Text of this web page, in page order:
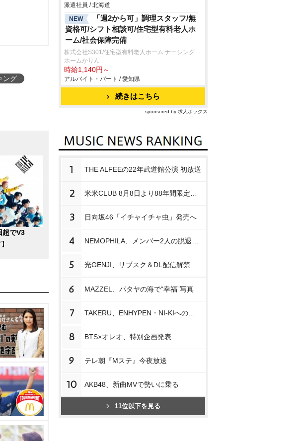
ング
超でV3
派遣社員 / 北海道
NEW
「週2から可」調理スタッフ/無
資格可/シフト相談可/住宅型有料老人ホ
ーム/社会保障完備
株式会社S301/住宅型有料老人ホーム ナーシング
ホームかりん
時給1,140円～
アルバイト・パート / 愛知県
続きはこちら
sponsored by 求人ボックス
1 THE ALFEEの22年武道館公演 初放送
2
3 日向坂46「イチャイチャ虫」発売へ
4
5 光GENJI、サブスク＆DL配信解禁
6 MAZZEL、パタヤの海で“幸福”写真
7
8 BTS×オレオ、特別企画発表
9 テレ朝『Mステ』今夜放送
10 AKB48、新曲MVで勢いに乗る
11位以下を見る